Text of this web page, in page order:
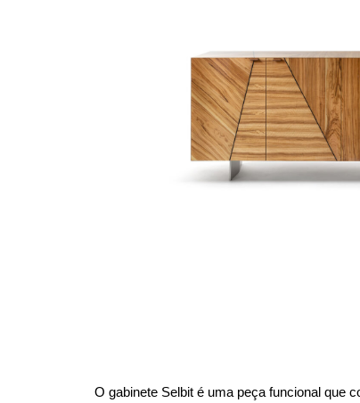
O gabinete Selbit é uma peça funcional que